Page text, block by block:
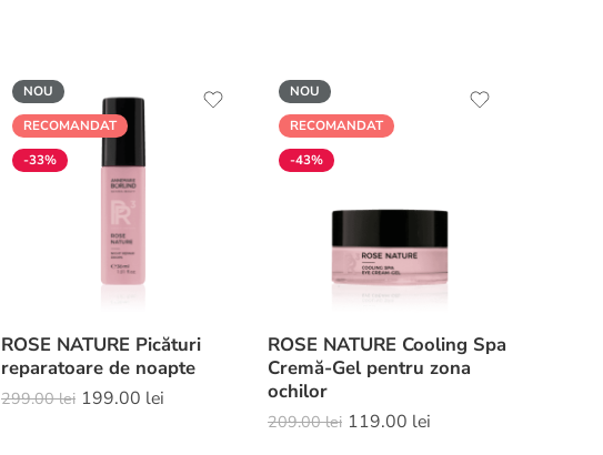
NOU
RECOMANDAT
-33%
ROSE NATURE Picături
reparatoare de noapte
299.00lei 199.00 lei
NOU
RECOMANDAT
-43%
ROSE NATURE Cooling Spa
Cremă-Gel pentru zona
ochilor
209.00lei 119.00 lei